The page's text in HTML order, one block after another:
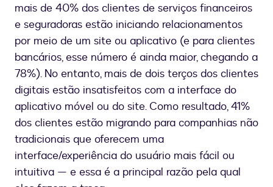
mais de 40% dos clientes de serviços financeiros
e seguradoras estão iniciando relacionamentos
por meio de um site ou aplicativo (e para clientes
bancários, esse número é ainda maior, chegando a
78%). No entanto, mais de dois terços dos clientes
digitais estão insatisfeitos com a interface do
aplicativo móvel ou do site. Como resultado, 41%
dos clientes estão migrando para companhias não
tradicionais que oferecem uma
interface/experiência do usuário mais fácil ou
intuitiva — e essa é a principal razão pela qual